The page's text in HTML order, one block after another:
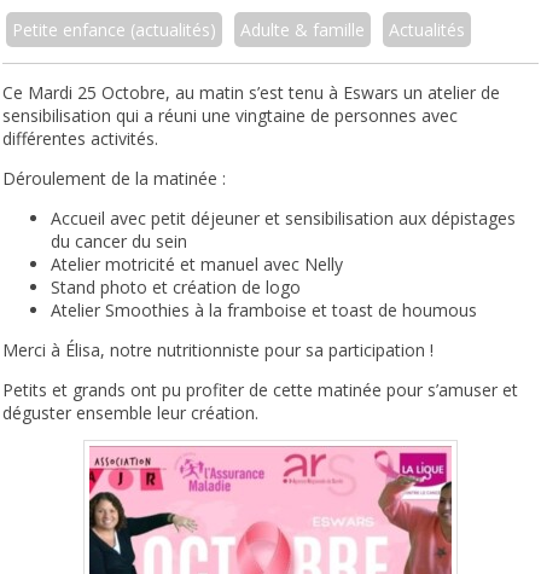
Petite enfance (actualités) Adulte & famille Actualités
Ce Mardi 25 Octobre, au matin s’est tenu à Eswars un atelier de
sensibilisation qui a réuni une vingtaine de personnes avec
différentes activités.
Déroulement de la matinée :
Accueil avec petit déjeuner et sensibilisation aux dépistages
du cancer du sein
Atelier motricité et manuel avec Nelly
Stand photo et création de logo
Atelier Smoothies à la framboise et toast de houmous
Merci à Élisa, notre nutritionniste pour sa participation !
Petits et grands ont pu profiter de cette matinée pour s’amuser et
déguster ensemble leur création.